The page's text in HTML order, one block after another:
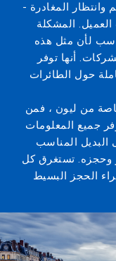
المغادرة -
المشكلة
لأن مثل هذه
أنها توفر
حول الطائرات
من ليون ، فمن
جميع المعلومات
المناسب
وحجزه. تستغرق كل